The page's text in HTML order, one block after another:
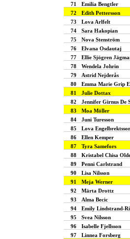
71
Emilia Bengtler
72
Edith Pettersson
73
Lova Arlfelt
74
Sara Hakopian
75
Nova Stenström
76
Elvana Osdautaj
77
Ellie Sjögren
78
Wendela Johrin
79
Astrid Nejderås
80
Emma Marie Grip
81
Julie Dottax
82
Jennifer Girnus De
83
Moa Möller
84
Juni Turesson
85
Lova
86
Ellen Kemper
87
Tyra Samefors
88
Kristabel Chisa
89
Penni Carlstrand
90
Lisa Nilsson
91
Meja Werner
92
Märta Drottz
93
Alma Becic
94
Emily Lindstrand-
95
Svea Nilsson
96
Isabelle Fjellsson
97
Linnea Forsberg